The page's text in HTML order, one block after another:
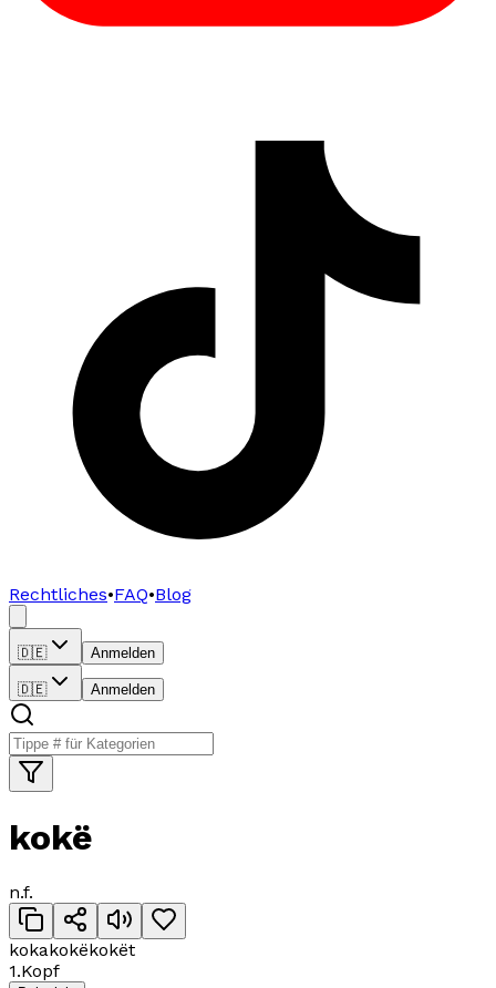
Rechtliches•FAQ•Blog
🇩🇪 Anmelden
🇩🇪 Anmelden
kokë
n.f.
kokakokëkokët
1.Kopf